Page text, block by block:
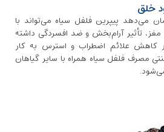
خلق
می‌دهد پیپرین فلفل سیاه می‌تواند با
تأثیر آرام‌بخش و ضد افسردگی داشته
کاهش علائم اضطراب و استرس به کار
مصرف فلفل سیاه همراه با سایر گیاهان